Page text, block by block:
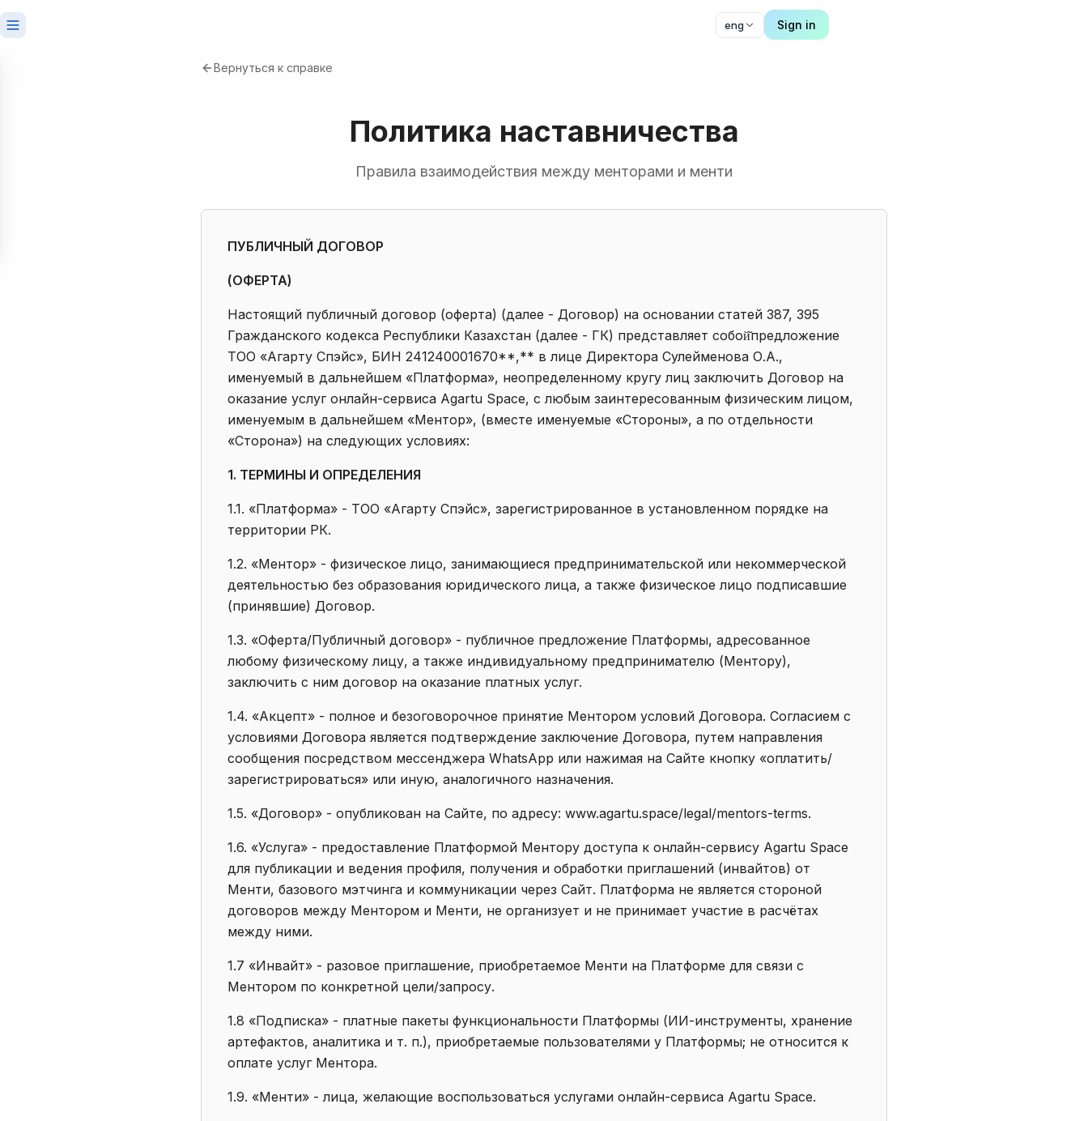
eng Sign in
Вернуться к справке
Политика наставничества
Правила взаимодействия между менторами и менти
ПУБЛИЧНЫЙ ДОГОВОР
(ОФЕРТА)
Настоящий публичный договор (оферта) (далее - Договор) на основании статей 387, 395
Гражданского кодекса Республики Казахстан (далее - ГК) представляет собой̆предложение
ТОО «Агарту Спэйс», БИН 241240001670**,** в лице Директора Сулейменова О.А.,
именуемый в дальнейшем «Платформа», неопределенному кругу лиц заключить Договор на
оказание услуг онлайн-сервиса Agartu Space, с любым заинтересованным физическим лицом,
именуемым в дальнейшем «Ментор», (вместе именуемые «Стороны», а по отдельности
«Сторона») на следующих условиях:
1. ТЕРМИНЫ И ОПРЕДЕЛЕНИЯ
1.1. «Платформа» - ТОО «Агарту Спэйс», зарегистрированное в установленном порядке на
территории РК.
1.2. «Ментор» - физическое лицо, занимающиеся предпринимательской или некоммерческой
деятельностью без образования юридического лица, а также физическое лицо подписавшие
(принявшие) Договор.
1.3. «Оферта/Публичный договор» - публичное предложение Платформы, адресованное
любому физическому лицу, а также индивидуальному предпринимателю (Ментору),
заключить с ним договор на оказание платных услуг.
1.4. «Акцепт» - полное и безоговорочное принятие Ментором условий Договора. Согласием с
условиями Договора является подтверждение заключение Договора, путем направления
сообщения посредством мессенджера WhatsApp или нажимая на Сайте кнопку «оплатить/
зарегистрироваться» или иную, аналогичного назначения.
1.5. «Договор» - опубликован на Сайте, по адресу: www.agartu.space/legal/mentors-terms.
1.6. «Услуга» - предоставление Платформой Ментору доступа к онлайн-сервису Agartu Space
для публикации и ведения профиля, получения и обработки приглашений (инвайтов) от
Менти, базового мэтчинга и коммуникации через Сайт. Платформа не является стороной
договоров между Ментором и Менти, не организует и не принимает участие в расчётах
между ними.
1.7 «Инвайт» - разовое приглашение, приобретаемое Менти на Платформе для связи с
Ментором по конкретной цели/запросу.
1.8 «Подписка» - платные пакеты функциональности Платформы (ИИ-инструменты, хранение
артефактов, аналитика и т. п.), приобретаемые пользователями у Платформы; не относится к
оплате услуг Ментора.
1.9. «Менти» - лица, желающие воспользоваться услугами онлайн-сервиса Agartu Space.